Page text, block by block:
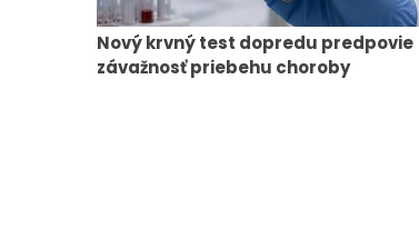
Nový krvný test dopredu predpovie
závažnosť priebehu choroby